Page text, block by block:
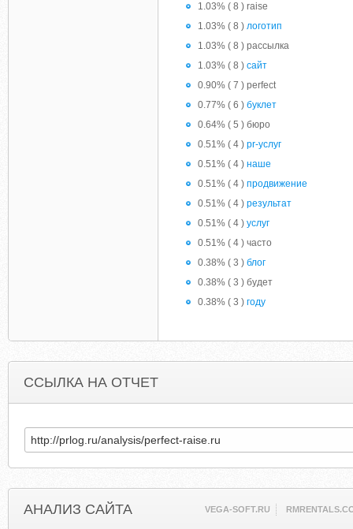
1.03% ( 8 ) raise
1.03% ( 8 ) логотип
1.03% ( 8 ) рассылка
1.03% ( 8 ) сайт
0.90% ( 7 ) perfect
0.77% ( 6 ) буклет
0.64% ( 5 ) бюро
0.51% ( 4 ) pr-услуг
0.51% ( 4 ) наше
0.51% ( 4 ) продвижение
0.51% ( 4 ) результат
0.51% ( 4 ) услуг
0.51% ( 4 ) часто
0.38% ( 3 ) блог
0.38% ( 3 ) будет
0.38% ( 3 ) году
ССЫЛКА НА ОТЧЕТ
АНАЛИЗ САЙТА VEGA-SOFT.RU